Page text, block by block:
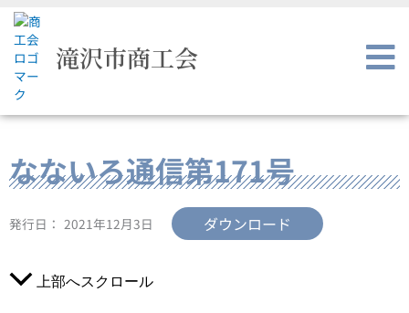
プ
滝沢市商工会
なないろ通信第171号
発行日： 2021年12月3日 ダウンロード